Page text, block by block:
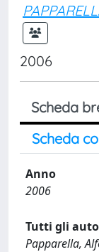
2006
Scheda
Scheda
Anno
2006
Tutti gli
Papparella,